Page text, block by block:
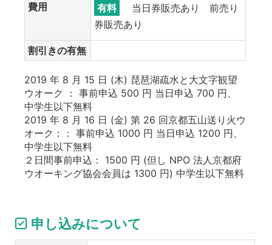
費用 有料
当日券販売あり 前売り
券販売あり
割引きの有無
2019 年 8 月 15 日 (木) 琵琶湖疏水と大文字観望
ウオーク ： 事前申込 500 円 当日申込 700 円、
中学生以下無料
2019 年 8 月 16 日 (金) 第 26 回京都五山送り火ウ
オーク：： 事前申込 1000 円 当日申込 1200 円、
中学生以下無料
２日間事前申込： 1500 円 (但し NPO 法人京都府
ウオーキング協会会員は 1300 円) 中学生以下無料
申し込みについて